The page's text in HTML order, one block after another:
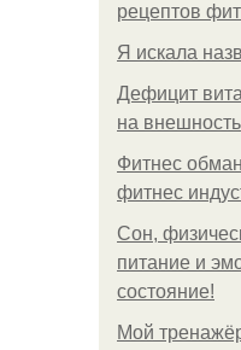
рецептов
Я искала
Дефицит
на внешность
Фитнес
фитнес
Сон,
питание и
состояние!
Мой